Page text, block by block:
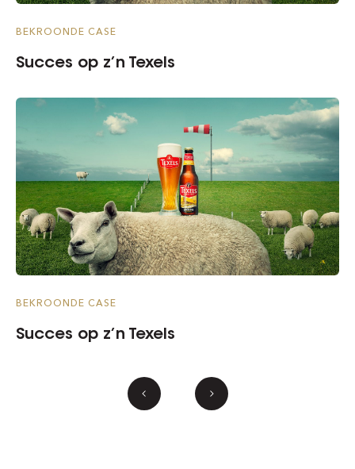
BEKROONDE CASE
Succes op z’n Texels
BEKROONDE CASE
Succes op z’n Texels
previous news itemsnext news items